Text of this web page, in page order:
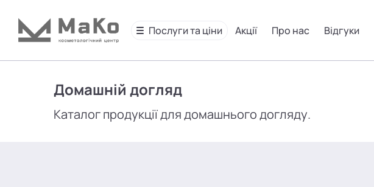
Послуги та ціни Акції Про нас Відгуки
Домашній догляд
Каталог продукції для домашнього догляду.